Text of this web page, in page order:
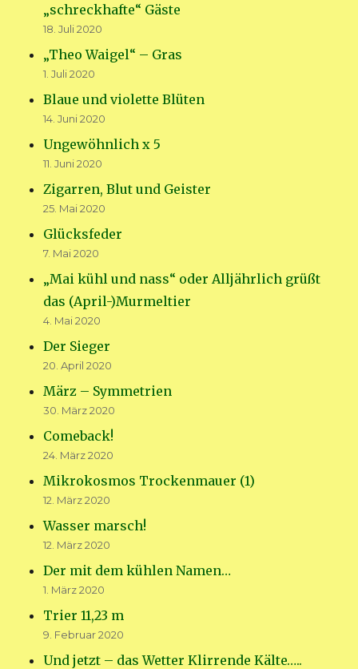
„schreckhafte“ Gäste
18. Juli 2020
„Theo Waigel“ – Gras
1. Juli 2020
Blaue und violette Blüten
14. Juni 2020
Ungewöhnlich x 5
11. Juni 2020
Zigarren, Blut und Geister
25. Mai 2020
Glücksfeder
7. Mai 2020
„Mai kühl und nass“ oder Alljährlich grüßt
das (April-)Murmeltier
4. Mai 2020
Der Sieger
20. April 2020
März – Symmetrien
30. März 2020
Comeback!
24. März 2020
Mikrokosmos Trockenmauer (1)
12. März 2020
Wasser marsch!
12. März 2020
Der mit dem kühlen Namen…
1. März 2020
Trier 11,23 m
9. Februar 2020
Und jetzt – das Wetter Klirrende Kälte…..